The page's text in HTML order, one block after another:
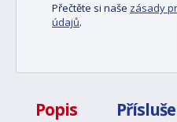
Přečtěte si naše zásady
údajů.
Popis